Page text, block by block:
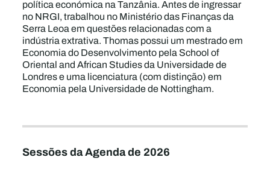
política económica na Tanzânia. Antes de ingressar
no NRGI, trabalhou no Ministério das Finanças da
Serra Leoa em questões relacionadas com a
indústria extrativa. Thomas possui um mestrado em
Economia do Desenvolvimento pela School of
Oriental and African Studies da Universidade de
Londres e uma licenciatura (com distinção) em
Economia pela Universidade de Nottingham.
Sessões da Agenda de 2026